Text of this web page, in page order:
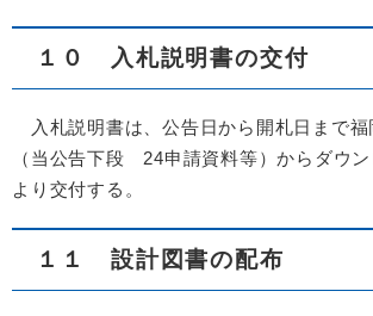
１０ 入札説明書の交付
入札説明書は、公告日から開札日まで福
（当公告下段 24申請資料等​）からダウ
より交付する。
１１ 設計図書の配布